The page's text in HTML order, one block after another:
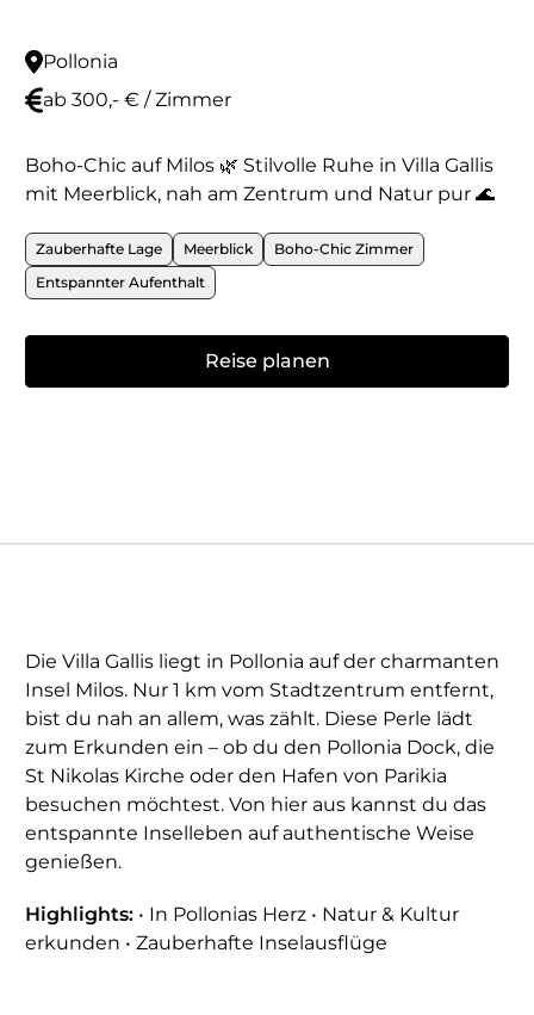
Pollonia
ab 300,- € / Zimmer
Boho-Chic auf Milos 🌿 Stilvolle Ruhe in Villa Gallis
mit Meerblick, nah am Zentrum und Natur pur 🌊
Zauberhafte Lage Meerblick
Boho-Chic Zimmer
Entspannter Aufenthalt
Reise planen
Die Villa Gallis liegt in Pollonia auf der charmanten
Insel Milos. Nur 1 km vom Stadtzentrum entfernt,
bist du nah an allem, was zählt. Diese Perle lädt
zum Erkunden ein – ob du den Pollonia Dock, die
St Nikolas Kirche oder den Hafen von Parikia
besuchen möchtest. Von hier aus kannst du das
entspannte Inselleben auf authentische Weise
genießen.
Highlights: • In Pollonias Herz • Natur & Kultur
erkunden • Zauberhafte Inselausflüge